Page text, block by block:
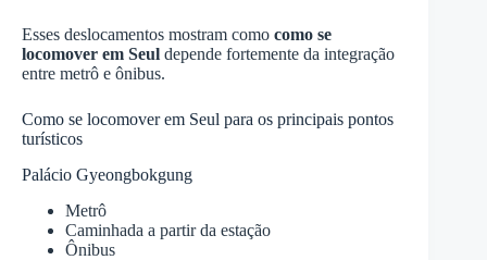
Esses deslocamentos mostram como como se
locomover em Seul depende fortemente da integração
entre metrô e ônibus.
Como se locomover em Seul para os principais pontos
turísticos
Palácio Gyeongbokgung
Metrô
Caminhada a partir da estação
Ônibus